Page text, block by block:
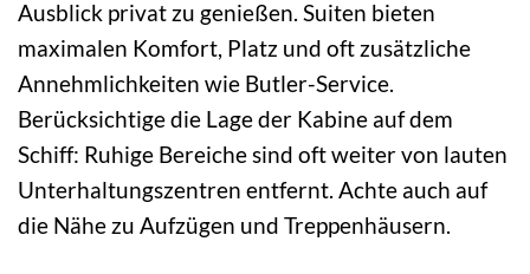
Ausblick privat zu genießen. Suiten bieten
maximalen Komfort, Platz und oft zusätzliche
Annehmlichkeiten wie Butler-Service.
Berücksichtige die Lage der Kabine auf dem
Schiff: Ruhige Bereiche sind oft weiter von lauten
Unterhaltungszentren entfernt. Achte auch auf
die Nähe zu Aufzügen und Treppenhäusern.